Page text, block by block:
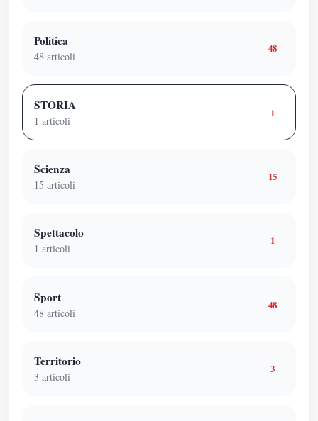
Politica
48 articoli
48
STORIA
1 articoli
1
Scienza
15 articoli
15
Spettacolo
1 articoli
1
Sport
48 articoli
48
Territorio
3 articoli
3